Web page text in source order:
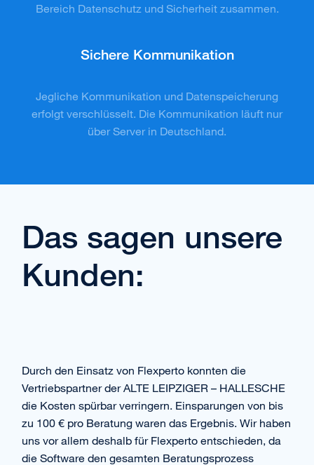
Bereich Datenschutz und Sicherheit zusammen.
Sichere Kommunikation
Jegliche Kommunikation und Datenspeicherung
erfolgt verschlüsselt. Die Kommunikation läuft nur
über Server in Deutschland.
Das sagen unsere
Kunden:
Durch den Einsatz von Flexperto konnten die
Vertriebspartner der ALTE LEIPZIGER – HALLESCHE
die Kosten spürbar verringern. Einsparungen von bis
zu 100 € pro Beratung waren das Ergebnis. Wir haben
uns vor allem deshalb für Flexperto entschieden, da
die Software den gesamten Beratungsprozess